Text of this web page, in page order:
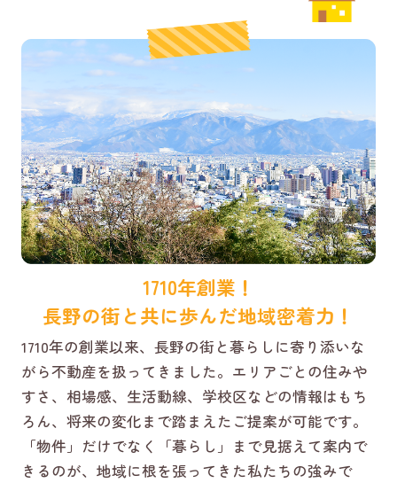
1710年創業！
長野の街と共に歩んだ地域密着力！
1710年の創業以来、長野の街と暮らしに寄り添いな
がら不動産を扱ってきました。エリアごとの住みや
すさ、相場感、生活動線、学校区などの情報はもち
ろん、将来の変化まで踏まえたご提案が可能です。
「物件」だけでなく「暮らし」まで見据えて案内で
きるのが、地域に根を張ってきた私たちの強みで